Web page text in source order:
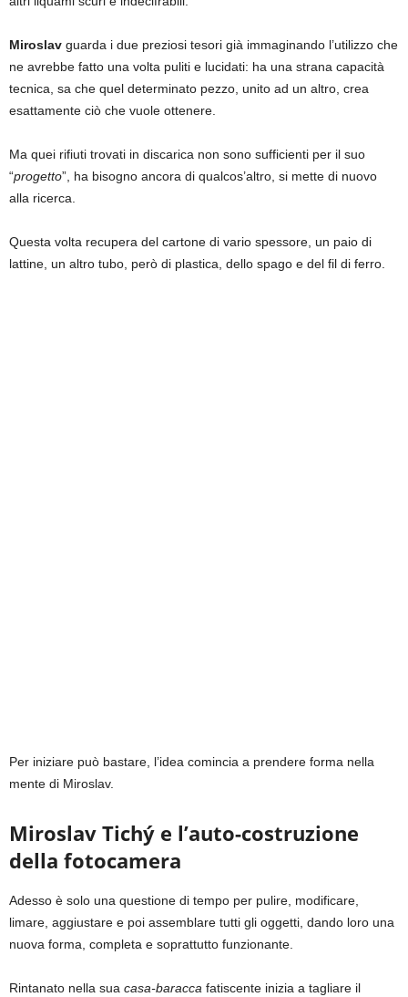
Miroslav guarda i due preziosi tesori già immaginando l’utilizzo che
ne avrebbe fatto una volta puliti e lucidati: ha una strana capacità
tecnica, sa che quel determinato pezzo, unito ad un altro, crea
esattamente ciò che vuole ottenere.
Ma quei rifiuti trovati in discarica non sono sufficienti per il suo
“progetto”, ha bisogno ancora di qualcos’altro, si mette di nuovo
alla ricerca.
Questa volta recupera del cartone di vario spessore, un paio di
lattine, un altro tubo, però di plastica, dello spago e del fil di ferro.
Per iniziare può bastare, l’idea comincia a prendere forma nella
mente di Miroslav.
Miroslav Tichý e l’auto-costruzione
della fotocamera
Adesso è solo una questione di tempo per pulire, modificare,
limare, aggiustare e poi assemblare tutti gli oggetti, dando loro una
nuova forma, completa e soprattutto funzionante.
Rintanato nella sua casa-baracca fatiscente inizia a tagliare il